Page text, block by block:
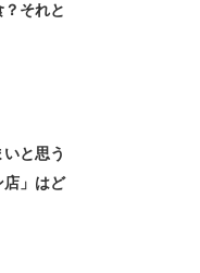
それと
と思う
店」はど